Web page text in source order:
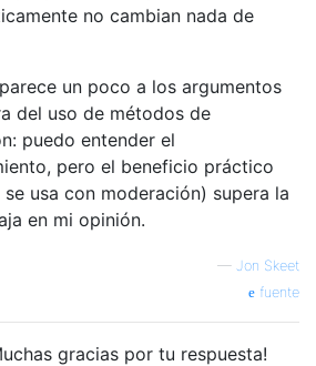
no cambian nada de
un poco a los argumentos
del uso de métodos de
puedo entender el
pero el beneficio práctico
se usa con moderación) supera la
en mi opinión.
— Jon Skeet
fuente
gracias por tu respuesta!